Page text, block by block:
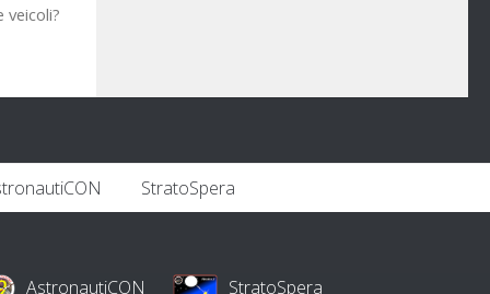
AstronautiCON StratoSpera
StratoSpera